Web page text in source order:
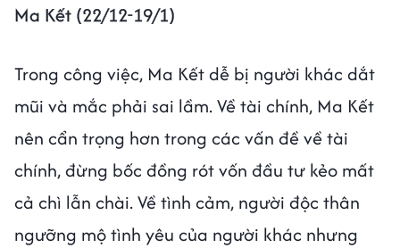
Ma Kết (22/12-19/1)
Trong công việc, Ma Kết dễ bị người khác dắt
mũi và mắc phải sai lầm. Về tài chính, Ma Kết
nên cẩn trọng hơn trong các vấn đề về tài
chính, đừng bốc đồng rót vốn đầu tư kẻo mất
cả chì lẫn chài. Về tình cảm, người độc thân
ngưỡng mộ tình yêu của người khác nhưng